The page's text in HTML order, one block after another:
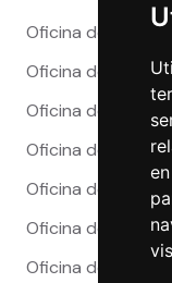
Oficina de
Oficina de
Oficina de
Oficina de
Oficina de Cambio
Oficina de
Oficina de Cambio